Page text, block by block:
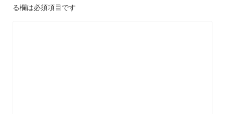
る欄は必須項目です